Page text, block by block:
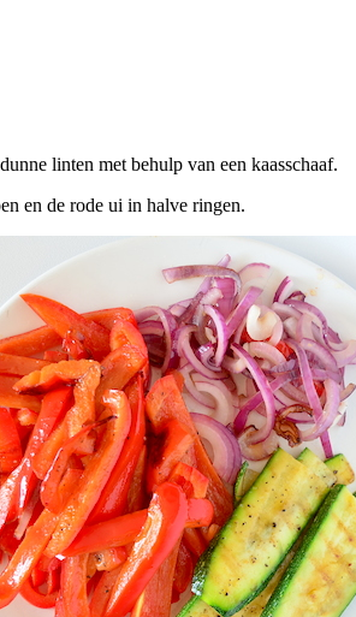
linten met behulp van een kaasschaaf.
en de rode ui in halve ringen.